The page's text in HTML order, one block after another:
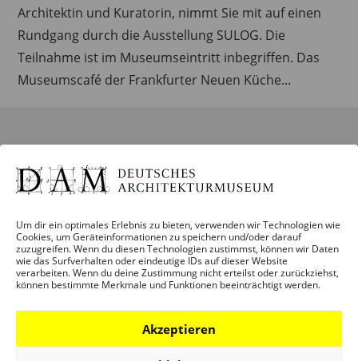
Um dir ein optimales Erlebnis zu bieten, verwenden wir Technologien wie
Cookies, um Geräteinformationen zu speichern und/oder darauf
zuzugreifen. Wenn du diesen Technologien zustimmst, können wir Daten
wie das Surfverhalten oder eindeutige IDs auf dieser Website
verarbeiten. Wenn du deine Zustimmung nicht erteilst oder zurückziehst,
können bestimmte Merkmale und Funktionen beeinträchtigt werden.
Akzeptieren
Architektin und Kuratorin, nimmt Sie mit auf einen
Rundgang durch die Ausstellung SULOG. Die
Teilnahme ist im Museumseintritt inbegriffen. Das
Museumscafé der Frankfurter Neuen Küche...
BESUCH
Infos und Services
Museumsshop
Kontakt